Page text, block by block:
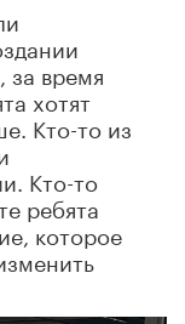
за время
хотят
Кто-то из
Кто-то
ребята
которое